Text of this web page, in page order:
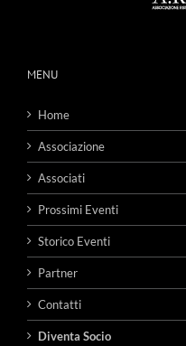
MENU
Home
Associazione
Associati
Prossimi Eventi
Storico Eventi
Partner
Contatti
Diventa Socio